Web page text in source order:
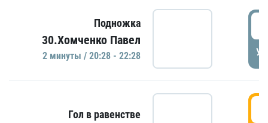
Подножка
30.Хомченко Павел
2 минуты / 20:28 - 22:28
Гол в равенстве